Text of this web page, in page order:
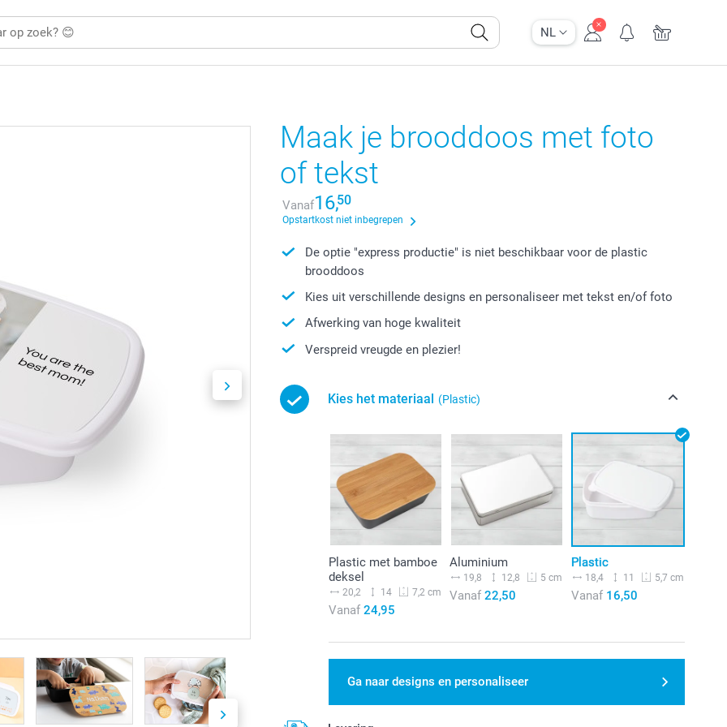
NL
Maak je brooddoos met foto
of tekst
Vanaf16,50
Opstartkost niet inbegrepen
De optie "express productie" is niet beschikbaar voor de plastic
brooddoos
Kies uit verschillende designs en personaliseer met tekst en/of foto
Afwerking van hoge kwaliteit
Verspreid vreugde en plezier!
Kies het materiaal (Plastic)
Plastic met bamboe
deksel
20,2 14 7,2 cm
Vanaf 24,95
Aluminium
19,8 12,8 5 cm
Vanaf 22,50
Plastic
18,4 11 5,7 cm
Vanaf16,50
Ga naar designs en personaliseer